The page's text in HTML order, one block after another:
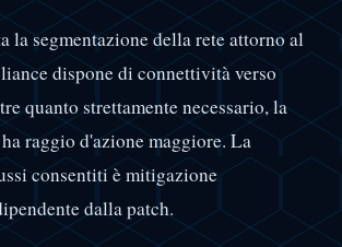
la segmentazione della rete attorno al
dispone di connettività verso
quanto strettamente necessario, la
raggio d'azione maggiore. La
consentiti è mitigazione
dalla patch.